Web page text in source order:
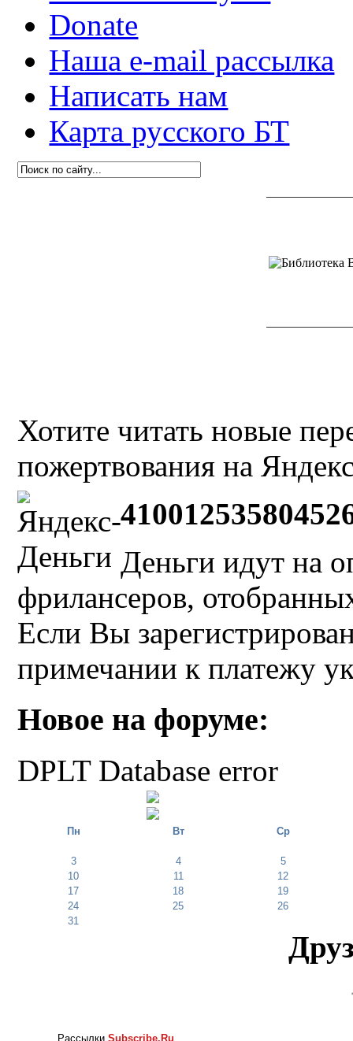
Donate
Наша e-mail рассылка
Написать нам
Карта русского БТ
Хотите читать новые
пожертвования на
Деньги идут на
фрилансеров,
Если Вы
примечании к платежу
Новое на форуме:
DPLT Database error
Пн Вт Ср
3 4
5
10
11
12
17
18
19
24
25
26
31
РассылкиSubscribe.Ru